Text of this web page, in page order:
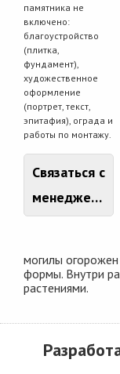
памятника не
включено:
благоустройство
(плитка,
фундамент),
художественное
оформление
(портрет, текст,
эпитафия), ограда и
работы по монтажу.
Связаться с
менеджером
могилы
формы. Внутри
растениями.